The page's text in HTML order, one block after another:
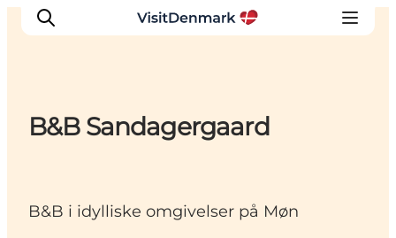
Aktiviteter
Övernatta
B&B Sandagergaard
B&B i idylliske omgivelser på Møn